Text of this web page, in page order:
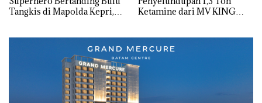
Tangkis di Mapolda Kepri,
Ketamine dari MV KING